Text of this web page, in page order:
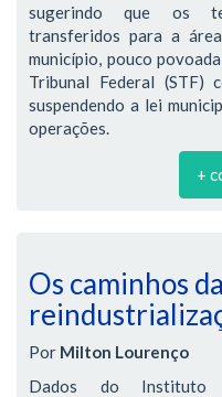
sugerindo que os
transferidos para a
município, pouco
Tribunal Federal (STF)
suspendendo a lei
operações.
+
Os caminhos da
Por Milton Lourenço
Dados do Instituto